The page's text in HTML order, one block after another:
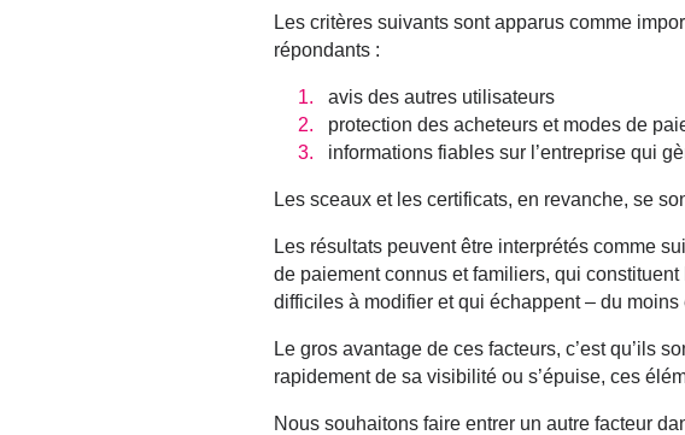
Les critères suivants sont apparus comme
répondants :
avis des autres utilisateurs
protection des acheteurs et modes de
informations fiables sur l’entreprise qui
Les sceaux et les certificats, en revanche, se
Les résultats peuvent être interprétés comme
de paiement connus et familiers, qui constituent
difficiles à modifier et qui échappent – du
Le gros avantage de ces facteurs, c’est qu’ils
rapidement de sa visibilité ou s’épuise, ces
Nous souhaitons faire entrer un autre facteur